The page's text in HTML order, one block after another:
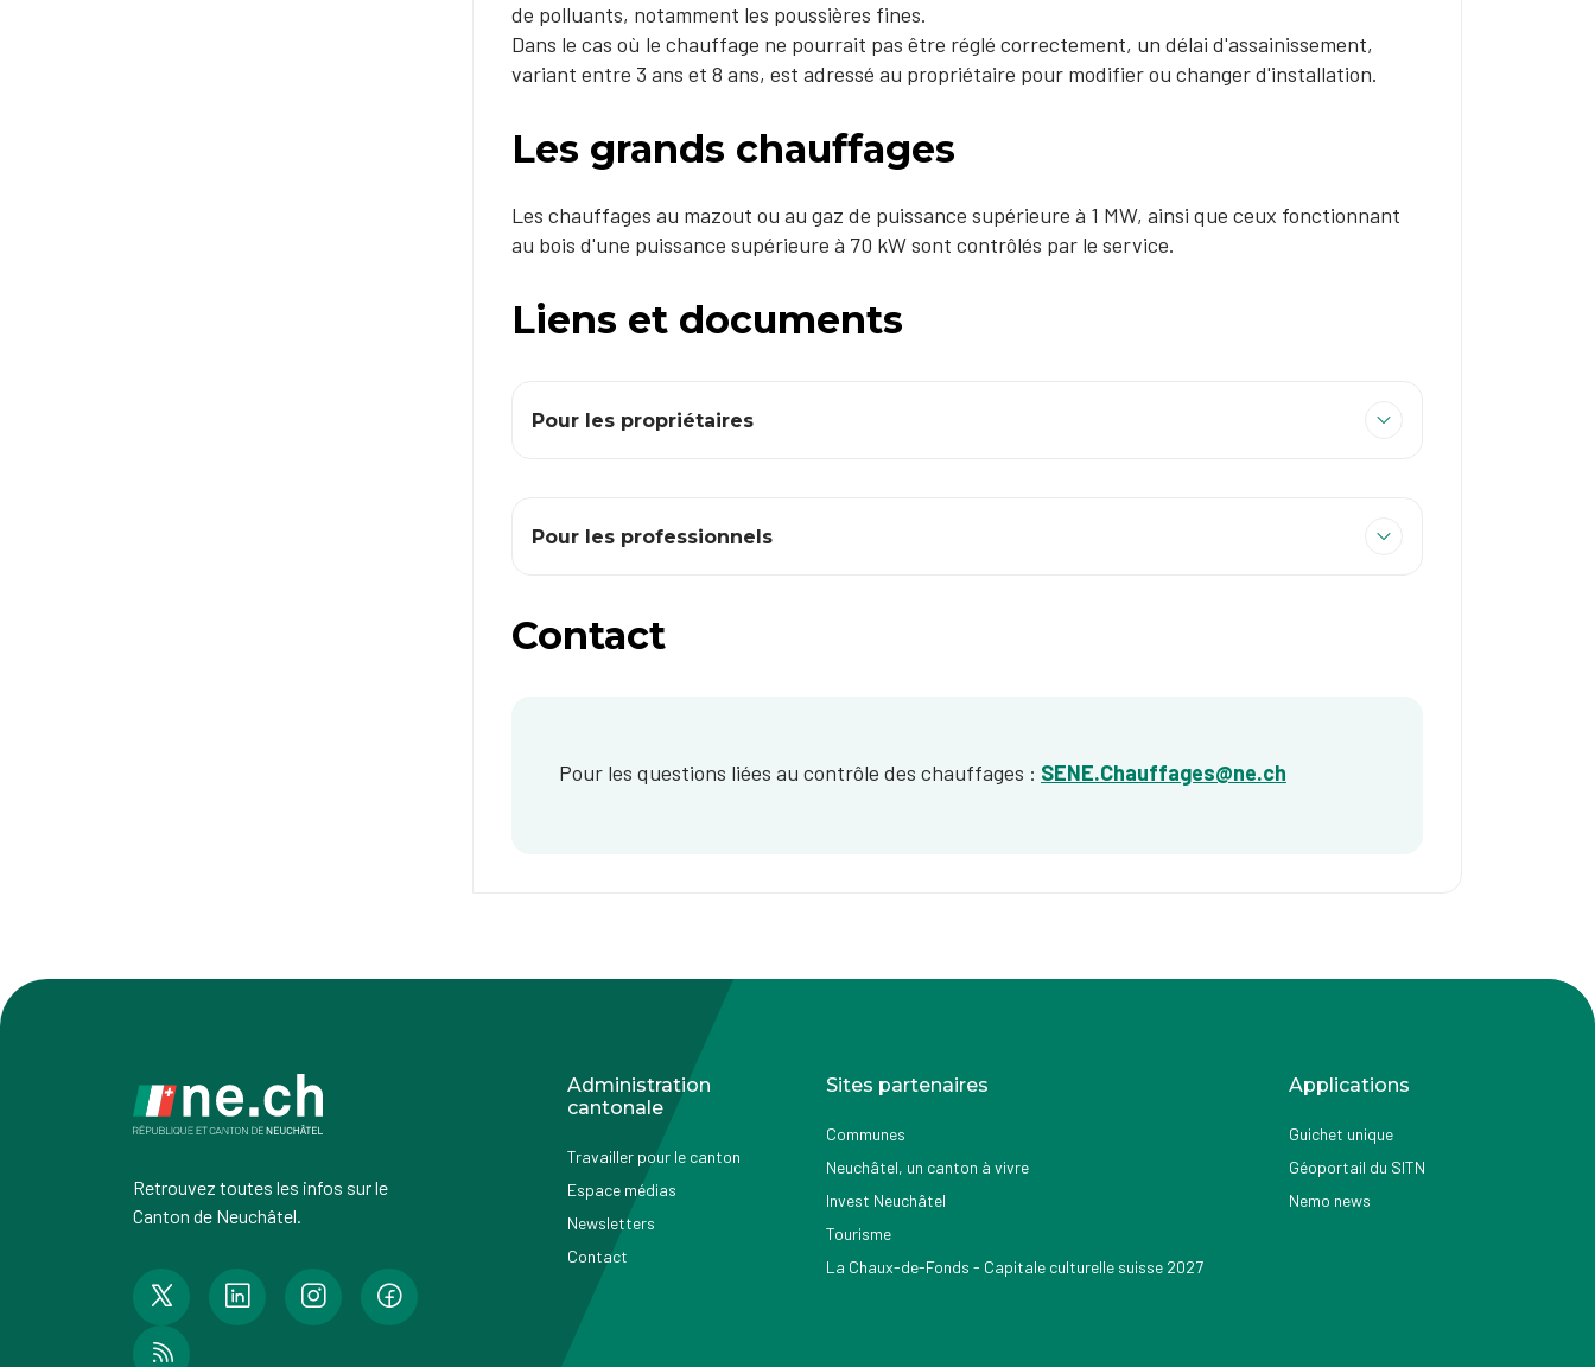
de polluants, notamment les poussières fines.
Dans le cas où le chauffage ne pourrait pas être réglé correctement, un délai d'assainissement,
variant entre 3 ans et 8 ans, est adressé au propriétaire pour modifier ou changer d'installation.
Les grands chauffages
Les chauffages au mazout ou au gaz de puissance supérieure à 1 MW, ainsi que ceux fonctionnant
au bois d'une puissance supérieure à 70 kW sont contrôlés par le service.
Liens et documents
Pour les propriétaires
Pour les professionnels
Contact
Pour les questions liées au contrôle des chauffages : SENE.Chauffages@ne.ch
Retrouvez toutes les infos sur le
Canton de Neuchâtel.
Administration
cantonale
Travailler pour le canton
Espace médias
Newsletters
Contact
Sites partenaires
Communes
Neuchâtel, un canton à vivre
Invest Neuchâtel
Tourisme
La Chaux-de-Fonds - Capitale culturelle suisse 2027
Applications
Guichet unique
Géoportail du SITN
Nemo news